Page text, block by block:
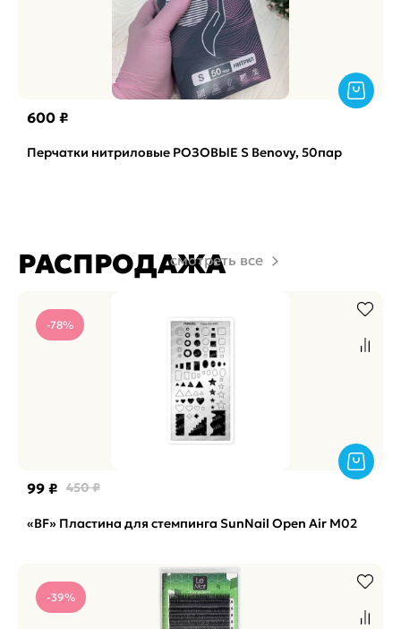
600 ₽
Перчатки нитриловые РОЗОВЫЕ S Benovy, 50пар
РАСПРОДАЖА
смотреть все
-78%
99 ₽ 450 ₽
«BF» Пластина для стемпинга SunNail Open Air M02
-39%